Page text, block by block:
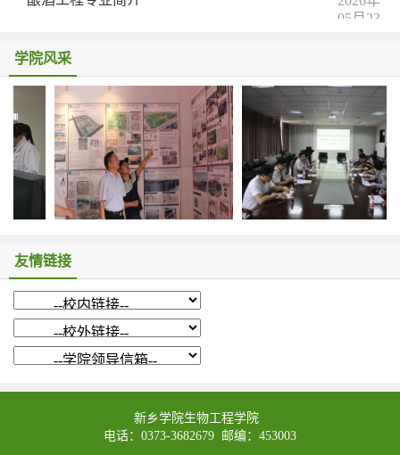
05月23
学院风采
友情链接
新乡学院生物工程学院
电话：0373-3682679 邮编：453003